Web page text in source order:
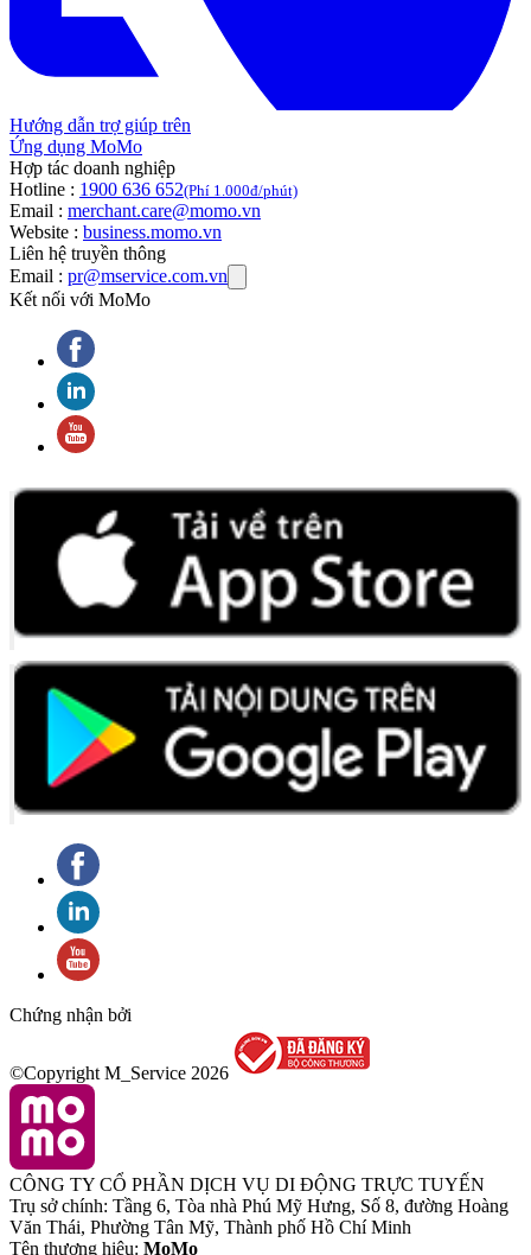
Hướng dẫn trợ giúp trên
Ứng dụng MoMo
Hợp tác doanh nghiệp
Hotline : 1900 636 652(Phí 1.000đ/phút)
Email : merchant.care@momo.vn
Website : business.momo.vn
Liên hệ truyền thông
Email : pr@mservice.com.vn
Kết nối với MoMo
Chứng nhận bởi
©Copyright M_Service 2026
CÔNG TY CỔ PHẦN DỊCH VỤ DI ĐỘNG TRỰC TUYẾN
Trụ sở chính: Tầng 6, Tòa nhà Phú Mỹ Hưng, Số 8, đường Hoàng
Văn Thái, Phường Tân Mỹ, Thành phố Hồ Chí Minh
Tên thương hiệu: MoMo